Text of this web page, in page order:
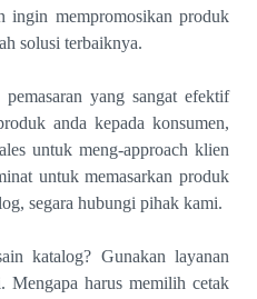
ingin mempromosikan produk
solusi terbaiknya.
yang sangat efektif
anda kepada konsumen,
untuk meng-approach klien
untuk memasarkan produk
segara hubungi pihak kami.
katalog? Gunakan layanan
Mengapa harus memilih cetak